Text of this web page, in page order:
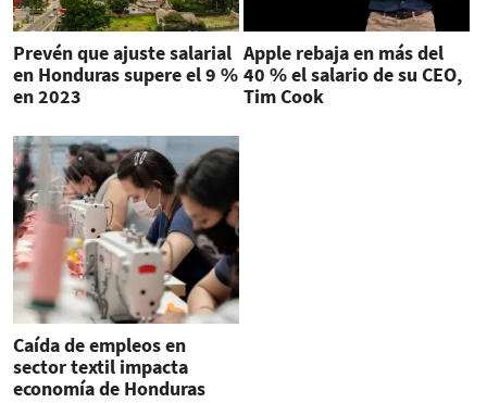
Prevén que ajuste salarial
en Honduras supere el 9 %
en 2023
Apple rebaja en más del
40 % el salario de su CEO,
Tim Cook
Caída de empleos en
sector textil impacta
economía de Honduras